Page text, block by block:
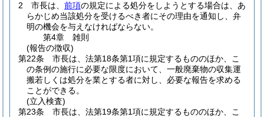
2
市長は、 前項の規定による処分をしようとする場合は、あ
らかじめ当該処分を受けるべき者にその理由を通知し、弁
明の機会を与えなければならない。
第4章
雑則
(報告の徴収)
第22条
市長は、法第18条第1項に規定するもののほか、こ
の条例の施行に必要な限度において、一般廃棄物の収集運
搬若しくは処分を業とする者に対し、必要な報告を求める
ことができる。
(立入検査)
第23条
市長は、法第19条第1項に規定するもののほか、こ